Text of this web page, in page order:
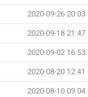
2020-09-26 20:03
2020-09-18 21:47
2020-09-02 16:53
2020-08-20 12:41
2020-08-10 09:04